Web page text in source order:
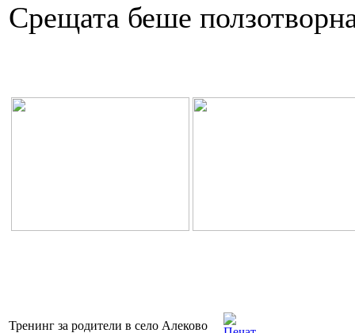
Срещата беше
Тренинг за родители в село Алеково